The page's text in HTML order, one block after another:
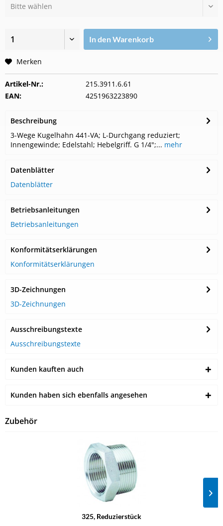
In denWarenkorb
Merken
Artikel-Nr.:
215.3911.6.61
EAN:
4251963223890
Beschreibung
3-Wege Kugelhahn 441-VA; L-Durchgang reduziert;
Innengewinde; Edelstahl; Hebelgriff. G 1/4";... mehr
Datenblätter
Datenblätter
Betriebsanleitungen
Betriebsanleitungen
Konformitätserklärungen
Konformitätserklärungen
3D-Zeichnungen
3D-Zeichnungen
Ausschreibungstexte
Ausschreibungstexte
Kunden kauften auch
Kunden haben sich ebenfalls angesehen
Zubehör
325, Reduzierstück